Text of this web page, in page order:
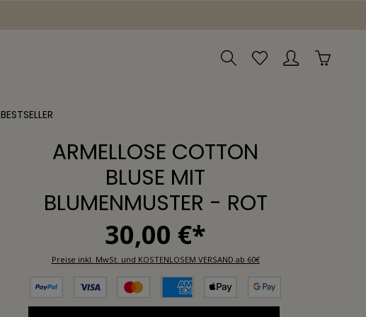
BESTSELLER
ÄRMELLOSE COTTON
BLUSE MIT
BLUMENMUSTER - ROT
30,00 €*
Preise inkl. MwSt. und KOSTENLOSEM VERSAND ab 60€